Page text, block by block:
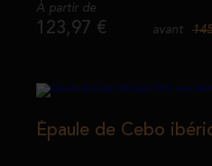
À partir de
123,97 € avant
Épaule de Cebo